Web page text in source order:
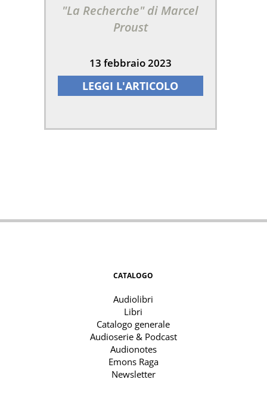
"La Recherche" di Marcel
Proust
13 febbraio 2023
LEGGI L'ARTICOLO
CATALOGO
Audiolibri
Libri
Catalogo generale
Audioserie & Podcast
Audionotes
Emons Raga
Newsletter